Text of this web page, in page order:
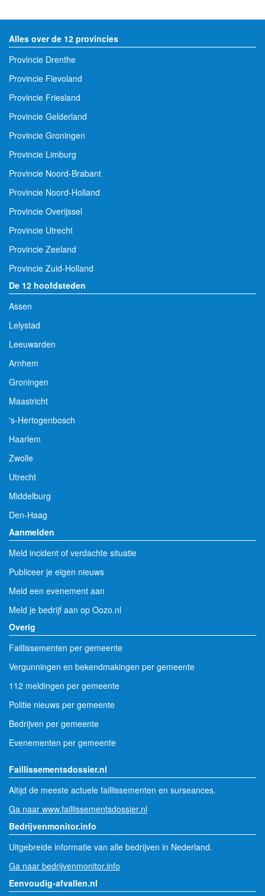
Alles over de 12 provincies
Provincie Drenthe
Provincie Flevoland
Provincie Friesland
Provincie Gelderland
Provincie Groningen
Provincie Limburg
Provincie Noord-Brabant
Provincie Noord-Holland
Provincie Overijssel
Provincie Utrecht
Provincie Zeeland
Provincie Zuid-Holland
De 12 hoofdsteden
Assen
Lelystad
Leeuwarden
Arnhem
Groningen
Maastricht
's-Hertogenbosch
Haarlem
Zwolle
Utrecht
Middelburg
Den-Haag
Aanmelden
Meld incident of verdachte situatie
Publiceer je eigen nieuws
Meld een evenement aan
Meld je bedrijf aan op Oozo.nl
Overig
Faillissementen per gemeente
Vergunningen en bekendmakingen per gemeente
112 meldingen per gemeente
Politie nieuws per gemeente
Bedrijven per gemeente
Evenementen per gemeente
Faillissementsdossier.nl
Altijd de meeste actuele faillissementen en surseances.
Ga naar www.faillissementsdossier.nl
Bedrijvenmonitor.info
Uitgebreide informatie van alle bedrijven in Nederland.
Ga naar bedrijvenmonitor.info
Eenvoudig-afvallen.nl